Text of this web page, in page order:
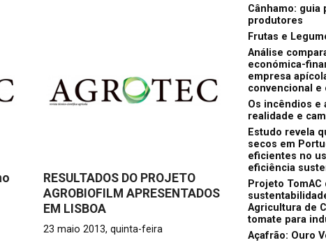
RESULTADOS DO PROJETO
AGROBIOFILM APRESENTADOS
EM LISBOA
23 maio 2013, quinta-feira
Cânhamo: guia
produtores
Frutas e
Análise
económica-
empresa
convencional e
Os incêndios e
realidade e
Estudo revela
secos em
eficientes no
eficiência
Projeto
Agricultura de
tomate para
Açafrão: Ouro